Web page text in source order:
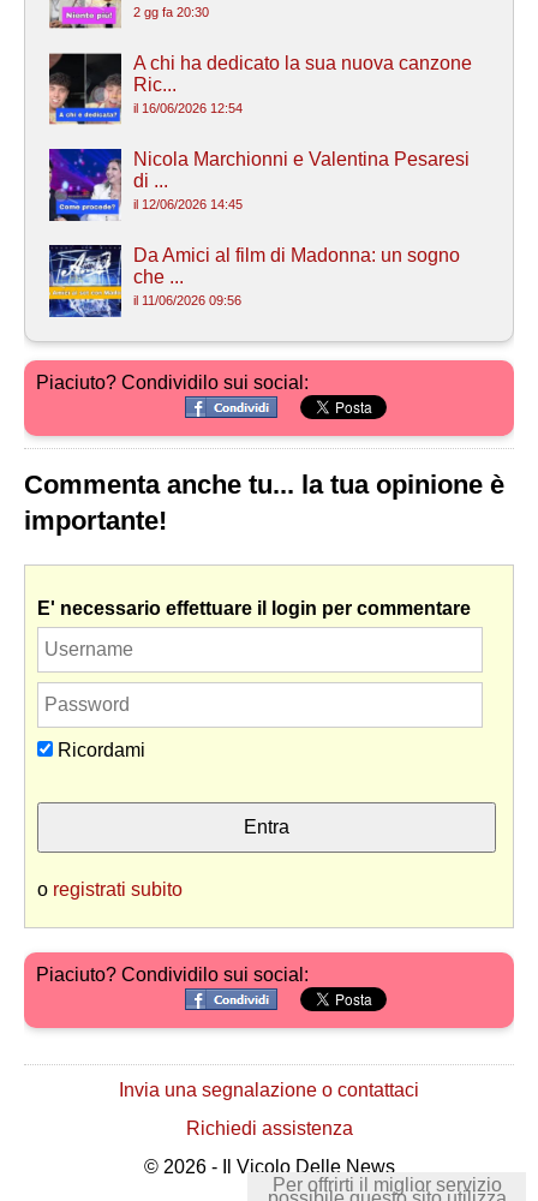
2 gg fa 20:30
A chi ha dedicato la sua nuova canzone
Ric...
il 16/06/2026 12:54
Nicola Marchionni e Valentina Pesaresi
di ...
il 12/06/2026 14:45
Da Amici al film di Madonna: un sogno
che ...
il 11/06/2026 09:56
Piaciuto? Condividilo sui social:
Commenta anche tu... la tua opinione è
importante!
E' necessario effettuare il login per commentare
Ricordami
o registrati subito
Piaciuto? Condividilo sui social:
Invia una segnalazione o contattaci
Richiedi assistenza
© 2026 - Il Vicolo Delle News
Per offrirti il miglior servizio